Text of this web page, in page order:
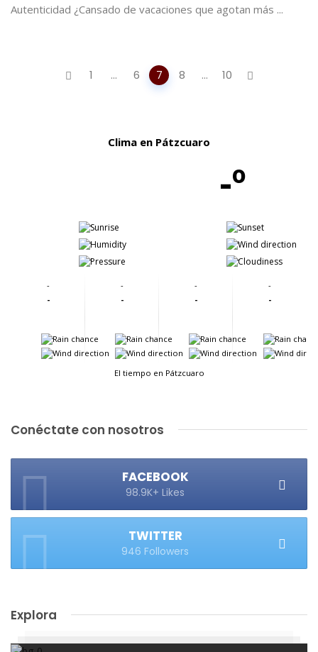
Autenticidad ¿Cansado de vacaciones que agotan más ...
1 ... 6 7 8 ... 10
Clima en Pátzcuaro
-º
-
-
-
-
-
-
-
-
-
-
-
-
-
-
-
-
-
-
-
-
-
-
El tiempo en Pátzcuaro
Conéctate con nosotros
FACEBOOK
98.9K+ Likes
TWITTER
946 Followers
Explora